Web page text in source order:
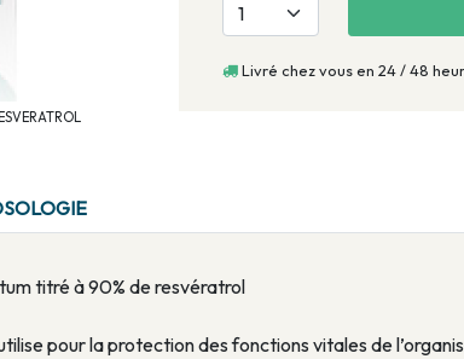
Livré chez vous en 24 / 48
titré à 90% de resvératrol
pour la protection des fonctions vitales de